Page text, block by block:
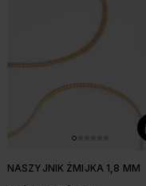
NASZYJNIK ŻMIJKA 1,8 MM